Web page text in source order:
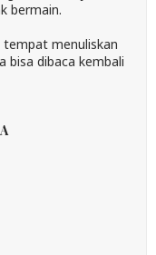
bermain.
tempat menuliskan
bisa dibaca kembali